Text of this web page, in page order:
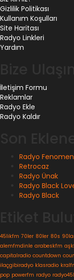
Gizlilik Politikası
Kullanım Koşulları
Site Haritası
Radyo Linkleri
Yardım
İletişim Formu
Reklamlar
Radyo Ekle
Radyo Kaldır
Radyo Fenomen
Retrocaz
Radyo Ünak
Radyo Black
Radyo Black
45likfm 70ler 80ler 80s
alemfmdinle arabeskfm
capitalradio countdown
ilaçgibiradyo klasradio
pop powerfm radyo